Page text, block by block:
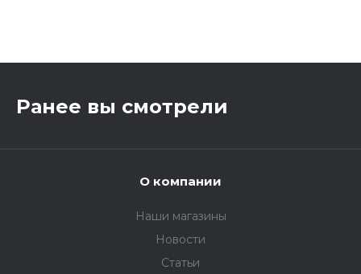
Ранее вы смотрели
О компании
Наши магазины
Новости
Статьи